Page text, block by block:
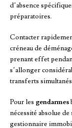
d’absence
préparatoires.
Contacter
créneau de
prenant effet
s’allonger
transferts
Pour les gendarmes
nécessité absolue
gestionnaire